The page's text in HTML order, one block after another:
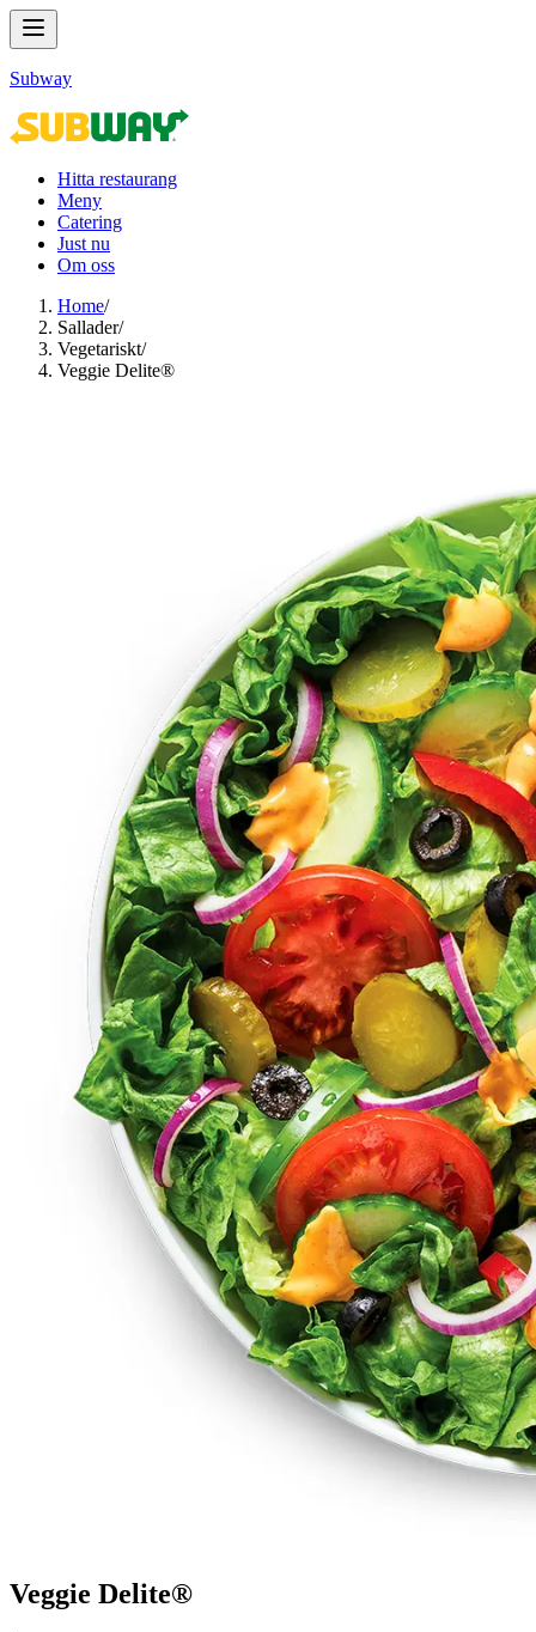
Subway
Hitta restaurang
Meny
Catering
Just nu
Om oss
Home/
Sallader​​​​‌ ‍ ​‍​‍‌‍ ‌ ​‍‌‍‍‌‌‍‌ ‌‍‍‌‌‍ ‍​‍​‍​ ‍‍​‍​‍‌ ​ ‌‍​‌‌‍ ‍‌‍‍‌‌ ‌​‌ ‍‌​‍ ‍‌‍‍‌‌‍ ​‍​‍​‍ ​​‍​‍‌‍‍​‌ ​‍‌‍‌‌‌‍‌‍​‍​‍​ ‍‍​‍​‍‌‍‍​‌ ‌​‌ ‌​‌ ​​‌ ​ ​ ‍‍​‍ ​‍ ‌‍ ‍‌‍ ‌ ​‍‌‍‌​‌‍‍‌‌‍​ ​‍ ‌‌‍​‍‌‍‍‌‌ ‌​‌‍‌‌‌ ​ ​‍ ‌‌‍‌ ‌ ​‍‌‍ ‌ ‌‌‌ ​​​‍ ‌‌ ​ ‌ ‌​‌ ‌‌‌‍‌​‌‍‍‌‌‍ ​‍ ‍‌ ‌‍‌‍‌‌‌ ​‍‌‍​ ‌‍‌‌‌‍ ​​‍ ‍‌‍​‌‌ ​​‌ ​​​‍ ‌‍‍‌‌‍ ‍‌ ‌​‌‍‌‌‌‍ ‍‌ ‌​​‍ ‌‍‌‌‌‍‌​‌‍‍‌‌ ‌​​‍ ‌‍ ‌‌‍ ‌‍‌​‌‍‌‌​ ‌‌ ​​‌ ​‍‌‍‌‌‌ ​ ‌‍‌‌‌‍ ‍‌ ‌​‌‍​‌‌ ‌​‌‍‍‌‌‍ ‌‍ ‍​ ‍ ‌‍‍‌‌‍‌​​ ‌​ ‍‌​ ‍​‌‍​‌​ ‍‌​ ​‍​ ‌ ​ ‌​​ ‍‌​‍ ‌​ ‌ ​ ‍‌​ ​ ​ ‍‌​‍ ‌​ ‌​​ ​​​ ​ ​ ‍‌​‍ ‌‌‍​‌‌‍‌‍​ ‍​‌‍‌​​‍ ‌‌‍​‍‌‍‌‌​ ​ ​ ‌‍​ ‌ ​ ‌ ‌‍​ ‌‍‌‌​ ‌​​ ‌‌‌‍‌‍‌‍​‍​ ‍ ‌ ‌​‌ ‍‌‌ ​​‌‍‌‌​ ‌‌‍​ ‌‍​‌‌ ‌​‌‍‌‌‌‍‌ ‌‍ ‌ ​‍‌ ‍‌​ ‍ ‌ ​​‌‍​‌‌ ‌​‌‍‍​​ ‌‌‍ ‍‌‍​‌‌‍ ‌‌‍‌‌​‍‌‌​ ‌‌‌​​‍‌‌ ‌‍‍ ‌‍‌‌‌ ‍‌​‍‌‌​ ​ ‌​‌​​‍‌‌​ ​ ‌​‌​​‍‌‌​ ​‍​ ​‍‌ ​ ‌ ‌‍​‍‌‌​ ​‍​ ​‍​‍‌‌​ ‌‌‌​‌​​‍ ‍‌ ‌‍‌‍​‌‌‍ ​‌ ‌‌‌‍‌‌​ ‌‍​‍‌‍​‌‌ ​ ‌‍‌‌‌‌‌‌‌ ​‍‌‍ ​​ ‌‌‍‍​‌ ‌​‌ ‌​‌ ​​‌ ​ ​‍‌‌​ ​ ‌​​‌​‍‌‌​ ​‍‌​‌‍​‍‌‌​ ​‍‌​‌‍‌‍ ‍‌‍ ‌ ​‍‌‍‌​‌‍‍‌‌‍​ ​‍ ‌‌‍​‍‌‍‍‌‌ ‌​‌‍‌‌‌ ​ ​‍ ‌‌‍‌ ‌ ​‍‌‍ ‌ ‌‌‌ ​​​‍ ‌‌ ​ ‌ ‌​‌ ‌‌‌‍‌​‌‍‍‌‌‍ ​‍ ‍‌ ‌‍‌‍‌‌‌ ​‍‌‍​ ‌‍‌‌‌‍ ​​‍ ‍‌‍​‌‌ ​​‌ ​​​‍‌‍‌‍‍‌‌‍‌​​ ‌​ ‍‌​ ‍​‌‍​‌​ ‍‌​ ​‍​ ‌ ​ ‌​​ ‍‌​‍ ‌​ ‌ ​ ‍‌​ ​ ​ ‍‌​‍ ‌​ ‌​​ ​​​ ​ ​ ‍‌​‍ ‌‌‍​‌‌‍‌‍​ ‍​‌‍‌​​‍ ‌‌‍​‍‌‍‌‌​ ​ ​ ‌‍​ ‌ ​ ‌ ‌‍​ ‌‍‌‌​ ‌​​ ‌‌‌‍‌‍‌‍​‍​‍‌‍‌ ‌​‌ ‍‌‌ ​​‌‍‌‌​ ‌‌‍​ ‌‍​‌‌ ‌​‌‍‌‌‌‍‌ ‌‍ ‌ ​‍‌ ‍‌​‍‌‍‌ ​​‌‍​‌‌ ‌​‌‍‍​​ ‌‌‍ ‍‌‍​‌‌‍ ‌‌‍‌‌​‍‌‌​ ‌‌‌​​‍‌‌ ‌‍‍ ‌‍‌‌‌ ‍‌​‍‌‌​ ​ ‌​‌​​‍‌‌​ ​ ‌​‌​​‍‌‌​ ​‍​ ​‍‌ ​ ‌ ‌‍​‍‌‌​ ​‍​ ​‍​‍‌‌​ ‌‌‌​‌​​‍ ‍‌ ‌‍‌‍​‌‌‍ ​‌ ‌‌‌‍‌‌​‍‌‍‌ ​​‌‍‌‌‌ ​‍‌ ​ ‌ ​​‌‍‌‌‌‍​ ‌ ‌​‌‍‍‌‌ ‌‍‌‍‌‌​ ‌‌ ​​‌ ‌‌‌‍​‍‌‍ ​‌‍‍‌‌ ​ ‌‍‍​‌‍‌‌‌‍‌​​‍​‍‌ ‌/
Vegetariskt​​​​‌ ‍ ​‍​‍‌‍ ‌ ​‍‌‍‍‌‌‍‌ ‌‍‍‌‌‍ ‍​‍​‍​ ‍‍​‍​‍‌ ​ ‌‍​‌‌‍ ‍‌‍‍‌‌ ‌​‌ ‍‌​‍ ‍‌‍‍‌‌‍ ​‍​‍​‍ ​​‍​‍‌‍‍​‌ ​‍‌‍‌‌‌‍‌‍​‍​‍​ ‍‍​‍​‍‌‍‍​‌ ‌​‌ ‌​‌ ​​‌ ​ ​ ‍‍​‍ ​‍ ‌‍ ‍‌‍ ‌ ​‍‌‍‌​‌‍‍‌‌‍​ ​‍ ‌‌‍​‍‌‍‍‌‌ ‌​‌‍‌‌‌ ​ ​‍ ‌‌‍‌ ‌ ​‍‌‍ ‌ ‌‌‌ ​​​‍ ‌‌ ​ ‌ ‌​‌ ‌‌‌‍‌​‌‍‍‌‌‍ ​‍ ‍‌ ‌‍‌‍‌‌‌ ​‍‌‍​ ‌‍‌‌‌‍ ​​‍ ‍‌‍​‌‌ ​​‌ ​​​‍ ‌‍‍‌‌‍ ‍‌ ‌​‌‍‌‌‌‍ ‍‌ ‌​​‍ ‌‍‌‌‌‍‌​‌‍‍‌‌ ‌​​‍ ‌‍ ‌‌‍ ‌‍‌​‌‍‌‌​ ‌‌ ​​‌ ​‍‌‍‌‌‌ ​ ‌‍‌‌‌‍ ‍‌ ‌​‌‍​‌‌ ‌​‌‍‍‌‌‍ ‌‍ ‍​ ‍ ‌‍‍‌‌‍‌​​ ‌‌‍‌‌‌‍​‌​ ​‍‌‍‌‌‌‍​‌​ ​‍​ ‌​‌‍​ ​‍ ‌‌‍‌​​ ‌​‌‍‌‌‌‍​‍​‍ ‌​ ‌​​ ​ ‌‍​‍‌‍​ ​‍ ‌​ ‍​​ ‌‌​ ​‌‌‍​ ​‍ ‌​ ​​​ ‌ ​ ‌ ‌‍‌​‌‍‌‌​ ‌ ‌‍​ ​ ‍​‌‍​‌​ ​‌​ ​ ​ ​‌​ ‍ ‌ ‌​‌ ‍‌‌ ​​‌‍‌‌​ ‌‌ ​ ‌ ‌‌‌‍​‍‌‍​ ‌‍​‌‌ ‌​‌‍‌‌‌‍‌ ‌‍ ‌ ​‍‌ ‍‌​ ‍ ‌ ​​‌‍​‌‌ ‌​‌‍‍​​ ‌‌‍ ‍‌‍​‌‌‍ ‌‌‍‌‌​‍‌‌​ ‌‌‌​​‍‌‌ ‌‍‍ ‌‍‌‌‌ ‍‌​‍‌‌​ ​ ‌​‌​​‍‌‌​ ​ ‌​‌​​‍‌‌​ ​‍​ ​‍‌ ​ ‌ ‌‍​‍‌‌​ ​‍​ ​‍​‍‌‌​ ‌‌‌​‌​​‍ ‍‌ ‌‍‌‍​‌‌‍ ​‌ ‌‌‌‍‌‌​ ‌‍​‍‌‍​‌‌ ​ ‌‍‌‌‌‌‌‌‌ ​‍‌‍ ​​ ‌‌‍‍​‌ ‌​‌ ‌​‌ ​​‌ ​ ​‍‌‌​ ​ ‌​​‌​‍‌‌​ ​‍‌​‌‍​‍‌‌​ ​‍‌​‌‍‌‍ ‍‌‍ ‌ ​‍‌‍‌​‌‍‍‌‌‍​ ​‍ ‌‌‍​‍‌‍‍‌‌ ‌​‌‍‌‌‌ ​ ​‍ ‌‌‍‌ ‌ ​‍‌‍ ‌ ‌‌‌ ​​​‍ ‌‌ ​ ‌ ‌​‌ ‌‌‌‍‌​‌‍‍‌‌‍ ​‍ ‍‌ ‌‍‌‍‌‌‌ ​‍‌‍​ ‌‍‌‌‌‍ ​​‍ ‍‌‍​‌‌ ​​‌ ​​​‍‌‍‌‍‍‌‌‍‌​​ ‌‌‍‌‌‌‍​‌​ ​‍‌‍‌‌‌‍​‌​ ​‍​ ‌​‌‍​ ​‍ ‌‌‍‌​​ ‌​‌‍‌‌‌‍​‍​‍ ‌​ ‌​​ ​ ‌‍​‍‌‍​ ​‍ ‌​ ‍​​ ‌‌​ ​‌‌‍​ ​‍ ‌​ ​​​ ‌ ​ ‌ ‌‍‌​‌‍‌‌​ ‌ ‌‍​ ​ ‍​‌‍​‌​ ​‌​ ​ ​ ​‌​‍‌‍‌ ‌​‌ ‍‌‌ ​​‌‍‌‌​ ‌‌ ​ ‌ ‌‌‌‍​‍‌‍​ ‌‍​‌‌ ‌​‌‍‌‌‌‍‌ ‌‍ ‌ ​‍‌ ‍‌​‍‌‍‌ ​​‌‍​‌‌ ‌​‌‍‍​​ ‌‌‍ ‍‌‍​‌‌‍ ‌‌‍‌‌​‍‌‌​ ‌‌‌​​‍‌‌ ‌‍‍ ‌‍‌‌‌ ‍‌​‍‌‌​ ​ ‌​‌​​‍‌‌​ ​ ‌​‌​​‍‌‌​ ​‍​ ​‍‌ ​ ‌ ‌‍​‍‌‌​ ​‍​ ​‍​‍‌‌​ ‌‌‌​‌​​‍ ‍‌ ‌‍‌‍​‌‌‍ ​‌ ‌‌‌‍‌‌​‍‌‍‌ ​​‌‍‌‌‌ ​‍‌ ​ ‌ ​​‌‍‌‌‌‍​ ‌ ‌​‌‍‍‌‌ ‌‍‌‍‌‌​ ‌‌ ​​‌ ‌‌‌‍​‍‌‍ ​‌‍‍‌‌ ​ ‌‍‍​‌‍‌‌‌‍‌​​‍​‍‌ ‌/
Veggie Delite®​​​​‌ ‍ ​‍​‍‌‍ ‌ ​‍‌‍‍‌‌‍‌ ‌‍‍‌‌‍ ‍​‍​‍​ ‍‍​‍​‍‌ ​ ‌‍​‌‌‍ ‍‌‍‍‌‌ ‌​‌ ‍‌​‍ ‍‌‍‍‌‌‍ ​‍​‍​‍ ​​‍​‍‌‍‍​‌ ​‍‌‍‌‌‌‍‌‍​‍​‍​ ‍‍​‍​‍‌‍‍​‌ ‌​‌ ‌​‌ ​​‌ ​ ​ ‍‍​‍ ​‍ ‌‍ ‍‌‍ ‌ ​‍‌‍‌​‌‍‍‌‌‍​ ​‍ ‌‌‍​‍‌‍‍‌‌ ‌​‌‍‌‌‌ ​ ​‍ ‌‌‍‌ ‌ ​‍‌‍ ‌ ‌‌‌ ​​​‍ ‌‌ ​ ‌ ‌​‌ ‌‌‌‍‌​‌‍‍‌‌‍ ​‍ ‍‌ ‌‍‌‍‌‌‌ ​‍‌‍​ ‌‍‌‌‌‍ ​​‍ ‍‌‍​‌‌ ​​‌ ​​​‍ ‌‍‍‌‌‍ ‍‌ ‌​‌‍‌‌‌‍ ‍‌ ‌​​‍ ‌‍‌‌‌‍‌​‌‍‍‌‌ ‌​​‍ ‌‍ ‌‌‍ ‌‍‌​‌‍‌‌​ ‌‌ ​​‌ ​‍‌‍‌‌‌ ​ ‌‍‌‌‌‍ ‍‌ ‌​‌‍​‌‌ ‌​‌‍‍‌‌‍ ‌‍ ‍​ ‍ ‌‍‍‌‌‍‌​​ ‌​ ‍​​ ​​‌‍‌‌​ ‌‌‌‍​‍‌‍‌‌‌‍​ ​ ​‍​‍ ‌‌‍‌​​ ​‌‌‍​ ​ ​‍​‍ ‌​ ‌​‌‍​‌​ ​‌‌‍‌‌​‍ ‌‌‍​‌​ ‌‌​ ‌‌​ ‍‌​‍ ‌​ ​ ​ ​‍‌‍​‌​ ​‌​ ​ ​ ‌‌‌‍​‌​ ‌‌​ ‍​​ ‌‌​ ‌ ‌‍‌​​ ‍ ‌ ‌​‌ ‍‌‌ ​​‌‍‌‌​ ‌‌ ​​‌ ​‍‌‍ ‌‍‌​‌ ‌‌‌‍​ ‌ ‌​​ ‍ ‌ ​​‌‍​‌‌ ‌​‌‍‍​​ ‌‌‍ ‍‌‍​‌‌‍ ‌‌‍‌‌​‍‌‌​ ‌‌‌​​‍‌‌ ‌‍‍ ‌‍‌‌‌ ‍‌​‍‌‌​ ​ ‌​‌​​‍‌‌​ ​ ‌​‌​​‍‌‌​ ​‍​ ​‍‌ ​ ‌ ‌‍​‍‌‌​ ​‍​ ​‍​‍‌‌​ ‌‌‌​‌​​‍ ‍‌ ‌‍‌‍​‌‌‍ ​‌ ‌‌‌‍‌‌​ ‌‍​‍‌‍​‌‌ ​ ‌‍‌‌‌‌‌‌‌ ​‍‌‍ ​​ ‌‌‍‍​‌ ‌​‌ ‌​‌ ​​‌ ​ ​‍‌‌​ ​ ‌​​‌​‍‌‌​ ​‍‌​‌‍​‍‌‌​ ​‍‌​‌‍‌‍ ‍‌‍ ‌ ​‍‌‍‌​‌‍‍‌‌‍​ ​‍ ‌‌‍​‍‌‍‍‌‌ ‌​‌‍‌‌‌ ​ ​‍ ‌‌‍‌ ‌ ​‍‌‍ ‌ ‌‌‌ ​​​‍ ‌‌ ​ ‌ ‌​‌ ‌‌‌‍‌​‌‍‍‌‌‍ ​‍ ‍‌ ‌‍‌‍‌‌‌ ​‍‌‍​ ‌‍‌‌‌‍ ​​‍ ‍‌‍​‌‌ ​​‌ ​​​‍‌‍‌‍‍‌‌‍‌​​ ‌​ ‍​​ ​​‌‍‌‌​ ‌‌‌‍​‍‌‍‌‌‌‍​ ​ ​‍​‍ ‌‌‍‌​​ ​‌‌‍​ ​ ​‍​‍ ‌​ ‌​‌‍​‌​ ​‌‌‍‌‌​‍ ‌‌‍​‌​ ‌‌​ ‌‌​ ‍‌​‍ ‌​ ​ ​ ​‍‌‍​‌​ ​‌​ ​ ​ ‌‌‌‍​‌​ ‌‌​ ‍​​ ‌‌​ ‌ ‌‍‌​​‍‌‍‌ ‌​‌ ‍‌‌ ​​‌‍‌‌​ ‌‌ ​​‌ ​‍‌‍ ‌‍‌​‌ ‌‌‌‍​ ‌ ‌​​‍‌‍‌ ​​‌‍​‌‌ ‌​‌‍‍​​ ‌‌‍ ‍‌‍​‌‌‍ ‌‌‍‌‌​‍‌‌​ ‌‌‌​​‍‌‌ ‌‍‍ ‌‍‌‌‌ ‍‌​‍‌‌​ ​ ‌​‌​​‍‌‌​ ​ ‌​‌​​‍‌‌​ ​‍​ ​‍‌ ​ ‌ ‌‍​‍‌‌​ ​‍​ ​‍​‍‌‌​ ‌‌‌​‌​​‍ ‍‌ ‌‍‌‍​‌‌‍ ​‌ ‌‌‌‍‌‌​‍‌‍‌ ​​‌‍‌‌‌ ​‍‌ ​ ‌ ​​‌‍‌‌‌‍​ ‌ ‌​‌‍‍‌‌ ‌‍‌‍‌‌​ ‌‌ ​​‌ ‌‌‌‍​‍‌‍ ​‌‍‍‌‌ ​ ‌‍‍​‌‍‌‌‌‍‌​​‍​‍‌ ‌
Veggie Delite®​​​​‌ ‍ ​‍​‍‌‍ ‌ ​‍‌‍‍‌‌‍‌ ‌‍‍‌‌‍ ‍​‍​‍​ ‍‍​‍​‍‌ ​ ‌‍​‌‌‍ ‍‌‍‍‌‌ ‌​‌ ‍‌​‍ ‍‌‍‍‌‌‍ ​‍​‍​‍ ​​‍​‍‌‍‍​‌ ​‍‌‍‌‌‌‍‌‍​‍​‍​ ‍‍​‍​‍‌‍‍​‌ ‌​‌ ‌​‌ ​​‌ ​ ​ ‍‍​‍ ​‍ ‌‍ ‍‌‍ ‌ ​‍‌‍‌​‌‍‍‌‌‍​ ​‍ ‌‌‍​‍‌‍‍‌‌ ‌​‌‍‌‌‌ ​ ​‍ ‌‌‍‌ ‌ ​‍‌‍ ‌ ‌‌‌ ​​​‍ ‌‌ ​ ‌ ‌​‌ ‌‌‌‍‌​‌‍‍‌‌‍ ​‍ ‍‌ ‌‍‌‍‌‌‌ ​‍‌‍​ ‌‍‌‌‌‍ ​​‍ ‍‌‍​‌‌ ​​‌ ​​​‍ ‌‍‍‌‌‍ ‍‌ ‌​‌‍‌‌‌‍ ‍‌ ‌​​‍ ‌‍‌‌‌‍‌​‌‍‍‌‌ ‌​​‍ ‌‍ ‌‌‍ ‌‍‌​‌‍‌‌​ ‌‌ ​​‌ ​‍‌‍‌‌‌ ​ ‌‍‌‌‌‍ ‍‌ ‌​‌‍​‌‌ ‌​‌‍‍‌‌‍ ‌‍ ‍​ ‍ ‌‍‍‌‌‍‌​​ ‌​ ‍​​ ​​‌‍‌‌​ ‌‌‌‍​‍‌‍‌‌‌‍​ ​ ​‍​‍ ‌‌‍‌​​ ​‌‌‍​ ​ ​‍​‍ ‌​ ‌​‌‍​‌​ ​‌‌‍‌‌​‍ ‌‌‍​‌​ ‌‌​ ‌‌​ ‍‌​‍ ‌​ ​ ​ ​‍‌‍​‌​ ​‌​ ​ ​ ‌‌‌‍​‌​ ‌‌​ ‍​​ ‌‌​ ‌ ‌‍‌​​ ‍ ‌ ‌​‌ ‍‌‌ ​​‌‍‌‌​ ‌‌ ​​‌ ​‍‌‍ ‌‍‌​‌ ‌‌‌‍​ ‌ ‌​​ ‍ ‌ ​​‌‍​‌‌ ‌​‌‍‍​​ ‌‌‍ ‍‌‍​‌‌‍ ‌‌‍‌‌​‍‌‌​ ‌‌‌​​‍‌‌ ‌‍‍ ‌‍‌‌‌ ‍‌​‍‌‌​ ​ ‌​‌​​‍‌‌​ ​ ‌​‌​​‍‌‌​ ​‍​ ​‍‌ ​ ‌ ‌‍​‍‌‌​ ​‍​ ​‍​‍‌‌​ ‌‌‌​‌​​‍ ‍‌ ‌‍‌‍​‌‌‍ ​‌ ‌‌‌‍‌‌​ ‌‍​‍‌‍​‌‌ ​ ‌‍‌‌‌‌‌‌‌ ​‍‌‍ ​​ ‌‌‍‍​‌ ‌​‌ ‌​‌ ​​‌ ​ ​‍‌‌​ ​ ‌​​‌​‍‌‌​ ​‍‌​‌‍​‍‌‌​ ​‍‌​‌‍‌‍ ‍‌‍ ‌ ​‍‌‍‌​‌‍‍‌‌‍​ ​‍ ‌‌‍​‍‌‍‍‌‌ ‌​‌‍‌‌‌ ​ ​‍ ‌‌‍‌ ‌ ​‍‌‍ ‌ ‌‌‌ ​​​‍ ‌‌ ​ ‌ ‌​‌ ‌‌‌‍‌​‌‍‍‌‌‍ ​‍ ‍‌ ‌‍‌‍‌‌‌ ​‍‌‍​ ‌‍‌‌‌‍ ​​‍ ‍‌‍​‌‌ ​​‌ ​​​‍‌‍‌‍‍‌‌‍‌​​ ‌​ ‍​​ ​​‌‍‌‌​ ‌‌‌‍​‍‌‍‌‌‌‍​ ​ ​‍​‍ ‌‌‍‌​​ ​‌‌‍​ ​ ​‍​‍ ‌​ ‌​‌‍​‌​ ​‌‌‍‌‌​‍ ‌‌‍​‌​ ‌‌​ ‌‌​ ‍‌​‍ ‌​ ​ ​ ​‍‌‍​‌​ ​‌​ ​ ​ ‌‌‌‍​‌​ ‌‌​ ‍​​ ‌‌​ ‌ ‌‍‌​​‍‌‍‌ ‌​‌ ‍‌‌ ​​‌‍‌‌​ ‌‌ ​​‌ ​‍‌‍ ‌‍‌​‌ ‌‌‌‍​ ‌ ‌​​‍‌‍‌ ​​‌‍​‌‌ ‌​‌‍‍​​ ‌‌‍ ‍‌‍​‌‌‍ ‌‌‍‌‌​‍‌‌​ ‌‌‌​​‍‌‌ ‌‍‍ ‌‍‌‌‌ ‍‌​‍‌‌​ ​ ‌​‌​​‍‌‌​ ​ ‌​‌​​‍‌‌​ ​‍​ ​‍‌ ​ ‌ ‌‍​‍‌‌​ ​‍​ ​‍​‍‌‌​ ‌‌‌​‌​​‍ ‍‌ ‌‍‌‍​‌‌‍ ​‌ ‌‌‌‍‌‌​‍‌‍‌ ​​‌‍‌‌‌ ​‍‌ ​ ‌ ​​‌‍‌‌‌‍​ ‌ ‌​‌‍‍‌‌ ‌‍‌‍‌‌​ ‌‌ ​​‌ ‌‌‌‍​‍‌‍ ​‌‍‍‌‌ ​ ‌‍‍​‌‍‌‌‌‍‌​​‍​‍‌ ‌